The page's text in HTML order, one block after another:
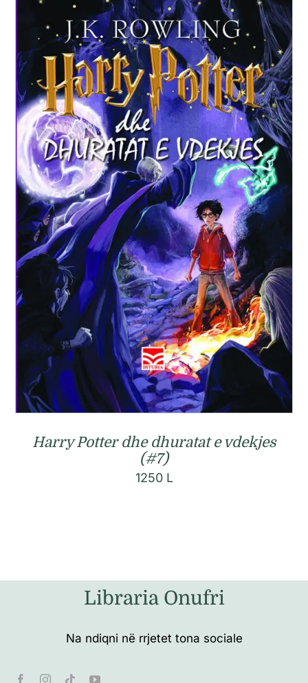
Harry Potter dhe dhuratat e vdekjes
(#7)
1250 L
Libraria Onufri
Na ndiqni në rrjetet tona sociale